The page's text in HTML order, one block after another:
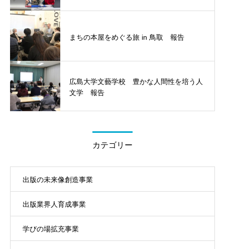
まちの本屋をめぐる旅 in 鳥取 報告
広島大学文藝学校 豊かな人間性を培う人
文学 報告
カテゴリー
出版の未来像創造事業
出版業界人育成事業
学びの場拡充事業